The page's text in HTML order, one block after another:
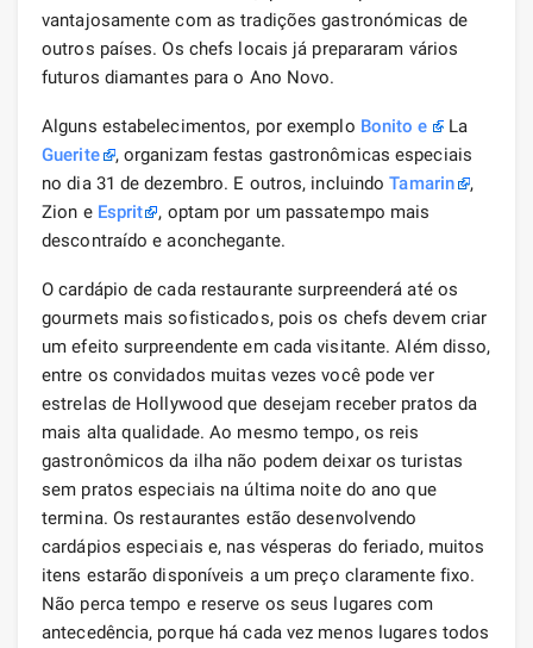
vantajosamente com as tradições gastronómicas de
outros países. Os chefs locais já prepararam vários
futuros diamantes para o Ano Novo.
Alguns estabelecimentos, por exemplo Bonito e
La
Guerite
, organizam festas gastronômicas especiais
no dia 31 de dezembro. E outros, incluindoTamarin
,
Zion e Esprit
, optam por um passatempo mais
descontraído e aconchegante.
O cardápio de cada restaurante surpreenderá até os
gourmets mais sofisticados, pois os chefs devem criar
um efeito surpreendente em cada visitante. Além disso,
entre os convidados muitas vezes você pode ver
estrelas de Hollywood que desejam receber pratos da
mais alta qualidade. Ao mesmo tempo, os reis
gastronômicos da ilha não podem deixar os turistas
sem pratos especiais na última noite do ano que
termina. Os restaurantes estão desenvolvendo
cardápios especiais e, nas vésperas do feriado, muitos
itens estarão disponíveis a um preço claramente fixo.
Não perca tempo e reserve os seus lugares com
antecedência, porque há cada vez menos lugares todos